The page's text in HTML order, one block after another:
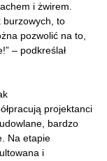
i żwirem.
burzowych, to
pozwolić na to,
– podkreślał
projektanci
bardzo
Na etapie
i